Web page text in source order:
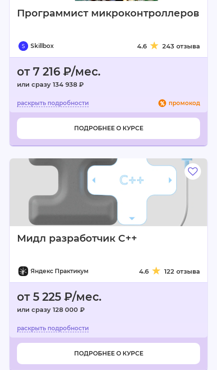
Программист микроконтролле­ров
Skillbox 4.6 243 отзыва
от 7 216 ₽/мес.
или сразу 134 938 ₽
промокод
ПОДРОБНЕЕ О КУРСЕ
Мидл разработчик C++
Яндекс Практикум 4.6 122 отзыва
от 5 225 ₽/мес.
или сразу 128 000 ₽
ПОДРОБНЕЕ О КУРСЕ